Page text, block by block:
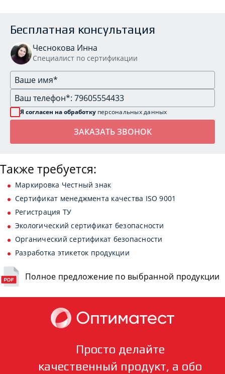
Бесплатная консультация
Чеснокова Инна
Специалист по сертификации
Я согласен на обработку персональных данных
Также требуется:
Маркировка Честный знак
Сертификат менеджмента качества ISO 9001
Регистрация ТУ
Экологический сертификат безопасности
Органический сертификат безопасности
Разработка этикеток продукции
Полное предложение по выбранной продукции
Просто делайте
качественный продукт, а обо